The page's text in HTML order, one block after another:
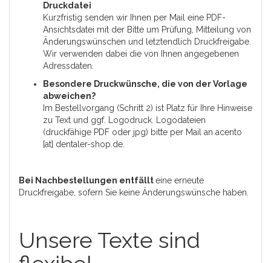
Druckdatei
Kurzfristig senden wir Ihnen per Mail eine PDF-
Ansichtsdatei mit der Bitte um Prüfung, Mitteilung von
Änderungswünschen und letztendlich Druckfreigabe.
Wir verwenden dabei die von Ihnen angegebenen
Adressdaten.
Besondere Druckwünsche, die von der Vorlage
abweichen?
Im Bestellvorgang (Schritt 2) ist Platz für Ihre Hinweise
zu Text und ggf. Logodruck. Logodateien
(druckfähige PDF oder jpg) bitte per Mail an acento
[at] dentaler-shop.de.
Bei Nachbestellungen entfällteine erneute
Druckfreigabe, sofern Sie keine Änderungswünsche haben.
Unsere Texte sind